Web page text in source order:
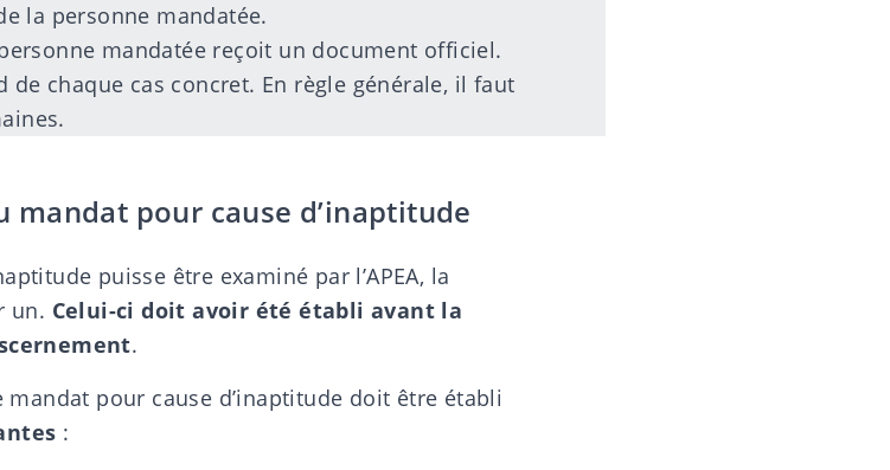
la personne mandatée.
mandatée reçoit un document officiel.
de chaque cas concret. En règle générale, il faut
mandat pour cause d’inaptitude
puisse être examiné par l’APEA, la
un. Celui-ci doit avoir été établi avant la
.
mandat pour cause d’inaptitude doit être établi
: